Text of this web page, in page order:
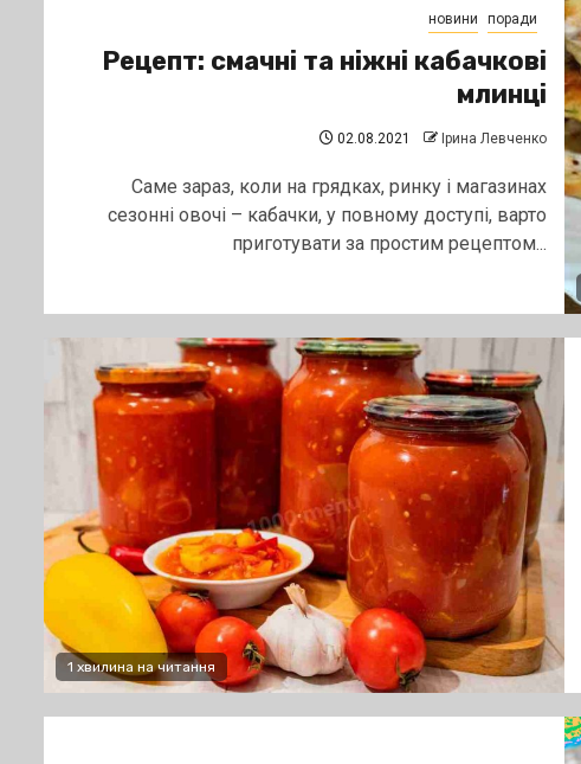
новини поради
Рецепт: смачні та ніжні кабачкові
млинці
02.08.2021 Ірина Левченко
Саме зараз, коли на грядках, ринку і магазинах
сезонні овочі – кабачки, у повному доступі, варто
приготувати за простим рецептом...
1 хвилина на читання